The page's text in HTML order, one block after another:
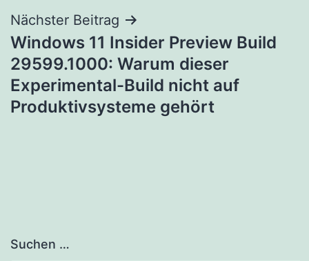
Nächster Beitrag
Windows 11 Insider Preview Build
29599.1000: Warum dieser
Experimental-Build nicht auf
Produktivsysteme gehört
Suchen …